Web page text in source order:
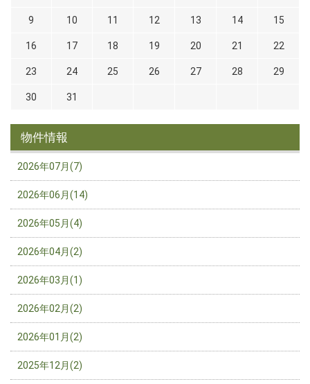
9 10 11 12 13 14 15
16 17 18 19 20 21 22
23 24 25 26 27 28 29
30 31
物件情報
2026年07月(7)
2026年06月(14)
2026年05月(4)
2026年04月(2)
2026年03月(1)
2026年02月(2)
2026年01月(2)
2025年12月(2)